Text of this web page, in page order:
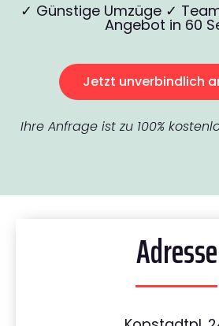
✓ Günstige Umzüge ✓
Angebot in 60
Jetzt unverbindlich
Ihre Anfrage ist zu 100%
Adresse